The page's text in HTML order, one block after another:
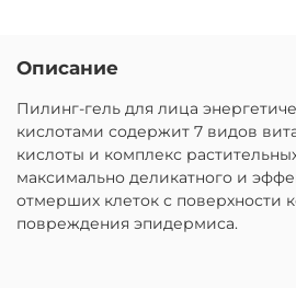
Описание
Пилинг-гель для лица
кислотами содержит 7 видов
кислоты и комплекс
максимально деликатного и
отмерших клеток с поверхности
повреждения эпидермиса.